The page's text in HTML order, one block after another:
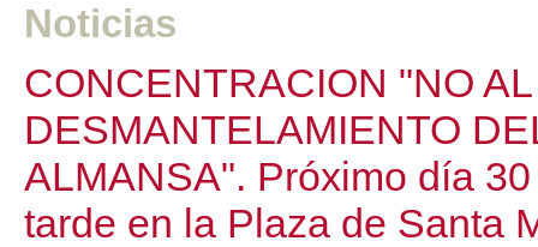
Noticias
CONCENTRACION "NO AL
DESMANTELAMIENTO
ALMANSA". Próximo día
tarde en la Plaza de Santa